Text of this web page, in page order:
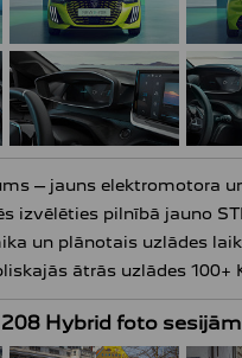
– jauns elektromotora
pilnībā jauno
un plānotais uzlādes
ātrās uzlādes 100+
Hybrid foto